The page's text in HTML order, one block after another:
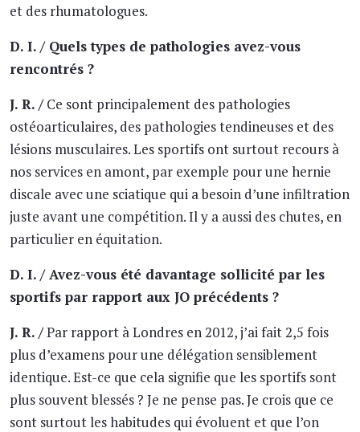
et des rhumatologues.
D. I. / Quels types de pathologies avez-vous
rencontrés ?
J. R. /Ce sont principalement des pathologies
ostéoarticulaires, des pathologies tendineuses et des
lésions musculaires. Les sportifs ont surtout recours à
nos services en amont, par exemple pour une hernie
discale avec une sciatique qui a besoin d’une infiltration
juste avant une compétition. Il y a aussi des chutes, en
particulier en équitation.
D. I. / Avez-vous été davantage sollicité par les
sportifs par rapport aux JO précédents ?
J. R. /Par rapport à Londres en 2012, j’ai fait 2,5 fois
plus d’examens pour une délégation sensiblement
identique. Est-ce que cela signifie que les sportifs sont
plus souvent blessés ? Je ne pense pas. Je crois que ce
sont surtout les habitudes qui évoluent et que l’on